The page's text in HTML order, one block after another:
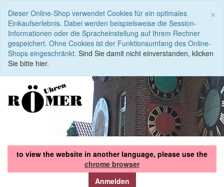
×
Dieser Online-Shop verwendet Cookies für ein optimales
Einkaufserlebnis. Dabei werden beispielsweise die Session-
Informationen oder die Spracheinstellung auf Ihrem Rechner
gespeichert. Ohne Cookies ist der Funktionsumfang des Online-
Shops eingeschränkt. Sind Sie damit nicht einverstanden, klicken
Sie bitte hier.
to view the website in another language, please use the
chrome browser
Anmelden